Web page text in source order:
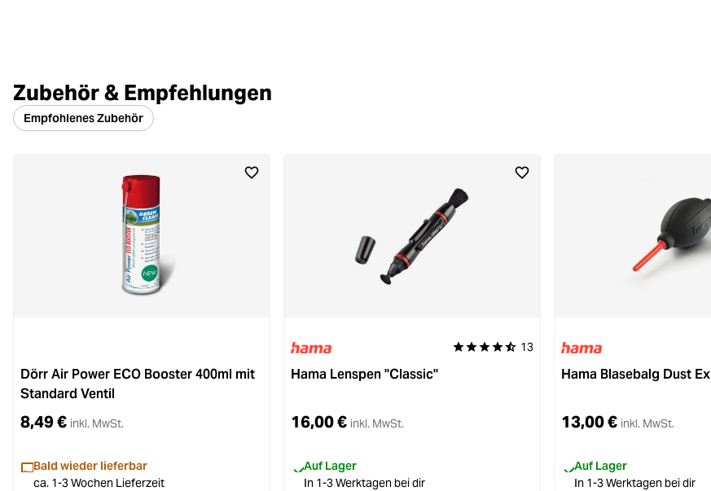
Zubehör & Empfehlungen
Empfohlenes Zubehör
Dörr Air Power ECO Booster 400ml mit
Standard Ventil
8,49 € inkl. MwSt.
Bald wieder lieferbar
ca. 1-3 Wochen Lieferzeit
Durchschnittliche Bewertung von 4.8 von 5 Sternen
13
Hama Lenspen "Classic"
16,00 € inkl. MwSt.
Auf Lager
In 1-3 Werktagen bei dir
Hama Blasebalg Dust Ex
13,00 € inkl. MwSt.
Auf Lager
In 1-3 Werktagen bei dir